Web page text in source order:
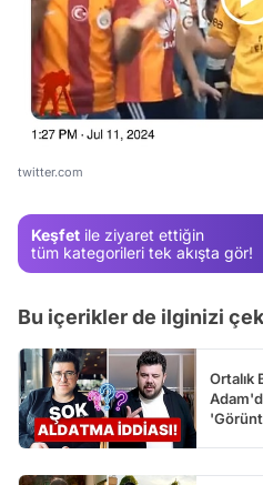
twitter.com
Keşfet ile ziyaret ettiğin
tüm kategorileri tek akışta gör!
Bu içerikler de ilginizi
Ortalık